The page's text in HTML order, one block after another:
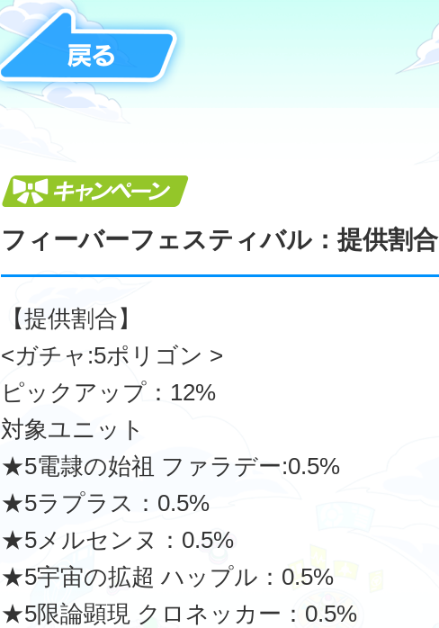
フィーバーフェスティバル：提供割合
【提供割合】
<ガチャ:5ポリゴン >
ピックアップ：12%
対象ユニット
★5電隷の始祖 ファラデー:0.5%
★5ラプラス：0.5%
★5メルセンヌ：0.5%
★5宇宙の拡超 ハップル：0.5%
★5限論顕現 クロネッカー：0.5%